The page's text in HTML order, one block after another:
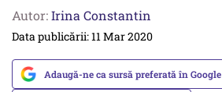
Autor:Irina Constantin
Data publicării: 11 Mar 2020
Adaugă-ne ca sursă preferată în Google